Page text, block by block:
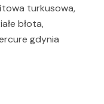
turkusowa,
błota,
gdynia